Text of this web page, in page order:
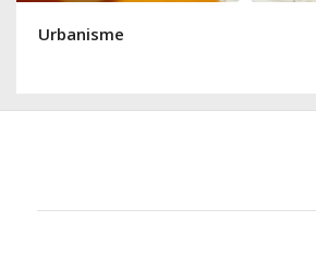
Urbanisme